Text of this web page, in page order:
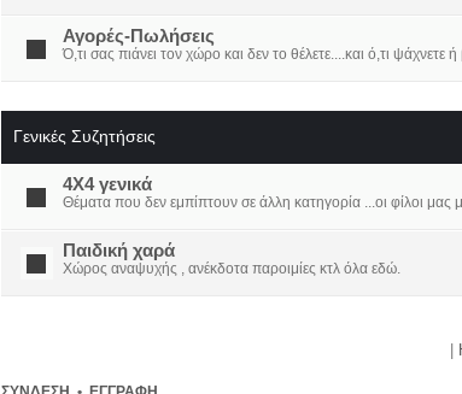
Αγορές-Πωλήσεις
Ό,τι σας πιάνει τον χώρο και δεν το θέλετε....και ό,τι ψάχνετε
Γενικές Συζητήσεις
4X4 γενικά
Θέματα που δεν εμπίπτουν σε άλλη κατηγορία ...οι φίλοι μας
Παιδική χαρά
Χώρος αναψυχής , ανέκδοτα παροιμίες κτλ όλα εδώ.